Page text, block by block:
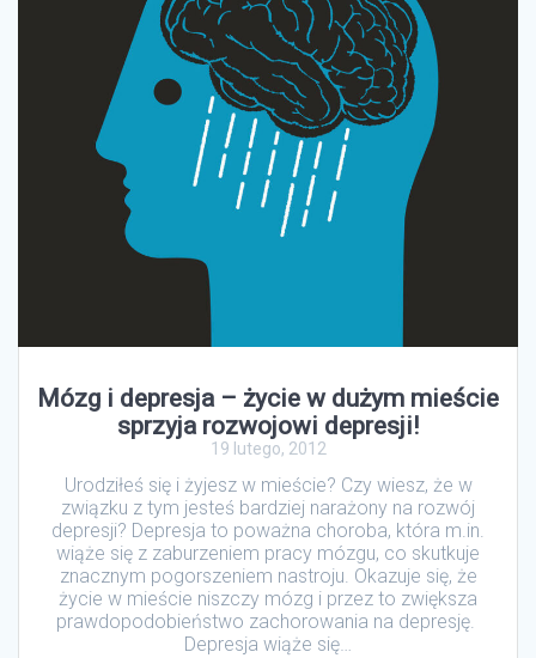
Mózg i depresja – życie w dużym mieście
sprzyja rozwojowi depresji!
19 lutego, 2012
Urodziłeś się i żyjesz w mieście? Czy wiesz, że w
związku z tym jesteś bardziej narażony na rozwój
depresji? Depresja to poważna choroba, która m.in.
wiąże się z zaburzeniem pracy mózgu, co skutkuje
znacznym pogorszeniem nastroju. Okazuje się, że
życie w mieście niszczy mózg i przez to zwiększa
prawdopodobieństwo zachorowania na depresję.
Depresja wiąże się…